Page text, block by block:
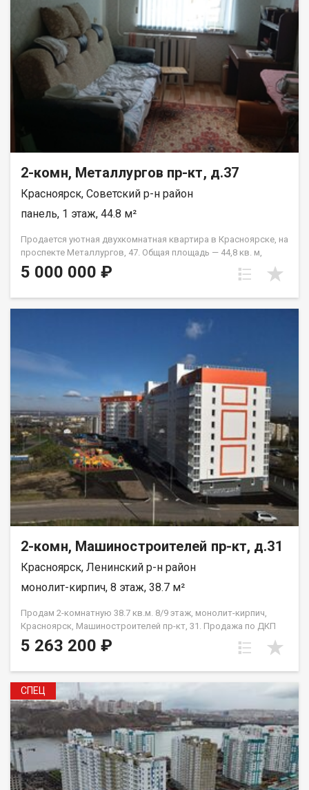
2-комн, Металлургов пр-кт, д.37
Красноярск, Советский р-н район
панель, 1 этаж, 44.8 м²
Продается уютная двухкомнатная квартира в Красноярске, на
проспекте Металлургов, 47. Общая площадь — 44,8 кв. м,
жилая площадь — 28 кв. м, кухня — 6 кв. м. Квартира
расположена на первом этаже пятиэтажного панельного
состоянии, что дает вам возможность создать интерьер по
Совмещенный санузел, который можно оборудовать по
своему усмотрению. В шаговой доступности находятся все
необходимые объекты инфраструктуры: школы, детские
сады, клиники и магазины. Это идеальное местоположение
для семей с детьми и всех, кто ценит удобство и доступность
городских благ. Рассмотрим все виды расчёта. Возможно
использование мат капитала и жилищного сертификата.
Полное юр сопровождение сделки. Помощь в оформлении
ипотеки. Покажу в удобное для вас время по договорённости.
5 000 000 ₽
2-комн, Машиностроителей пр-кт, д.31
Красноярск, Ленинский р-н район
монолит-кирпич, 8 этаж, 38.7 м²
Продам 2-комнатную 38.7 кв.м. 8/9 этаж, монолит-кирпич,
Красноярск, Машиностроителей пр-кт, 31. Продажа по ДКП
НЕ ОТ ЗАСТРОЙЩИКА
5 263 200 ₽
СПЕЦ